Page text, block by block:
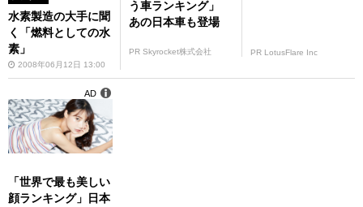
水素製造の大手に聞
く「燃料としての水
素」
2008年06月12日 13:00
う車ランキング」
あの日本車も登場
PR Skyrocket株式会社 PR LotusFlare Inc
「世界で最も美しい
顔ランキング」日本
AD